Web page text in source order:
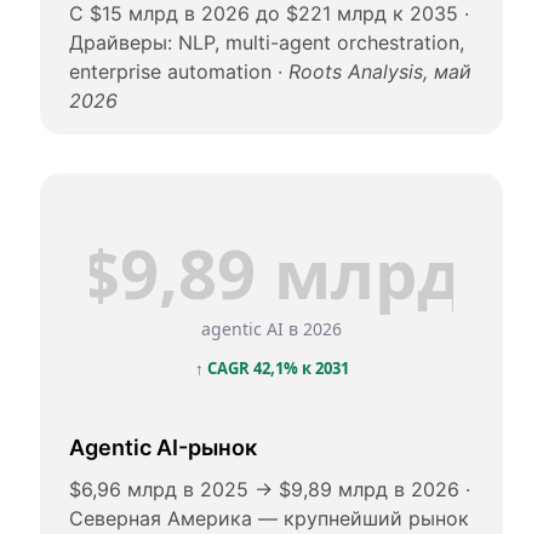
С $15 млрд в 2026 до $221 млрд к 2035 ·
Драйверы: NLP, multi-agent orchestration,
enterprise automation · Roots Analysis, май
2026
$9,89 млрд
agentic AI в 2026
↑ CAGR 42,1% к 2031
Agentic AI-рынок
$6,96 млрд в 2025 → $9,89 млрд в 2026 ·
Северная Америка — крупнейший рынок